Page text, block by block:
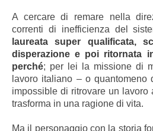
A cercare di remare nella
correnti di inefficienza del
laureata super qualificata,
disperazione e poi ritornata
perché; per lei la missione di
lavoro italiano –o quantomeno
impossible di ritrovare un lavoro
trasforma in una ragione di vita.
Ma il personaggio con la storia